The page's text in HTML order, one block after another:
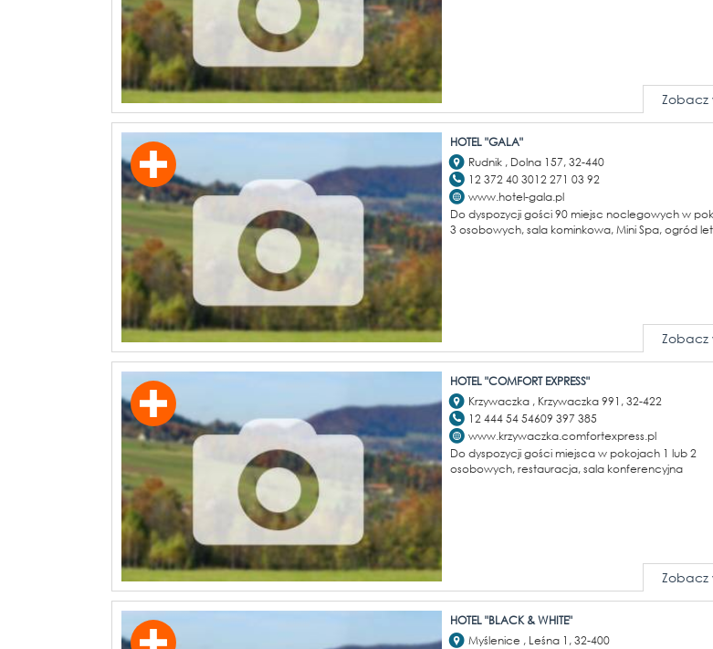
Zobacz
HOTEL "GALA"
Rudnik , Dolna 157, 32-440
12 372 40 3012 271 03 92
www.hotel-gala.pl
Do dyspozycji gości 90 miejsc noclegowych w
3 osobowych, sala kominkowa, Mini Spa, ogród
Zobacz
HOTEL "COMFORT EXPRESS"
Krzywaczka , Krzywaczka 991, 32-422
12 444 54 54609 397 385
www.krzywaczka.comfortexpress.pl
Do dyspozycji gości miejsca w pokojach 1 lub 2
osobowych, restauracja, sala konferencyjna
Zobacz
HOTEL "BLACK & WHITE"
Myślenice , Leśna 1, 32-400